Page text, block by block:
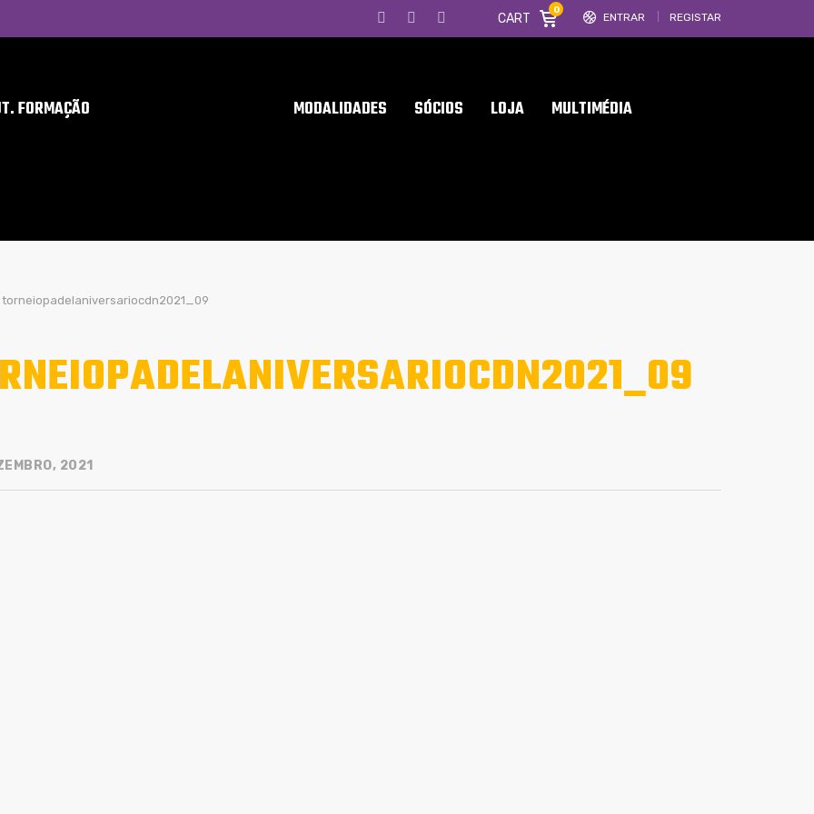
ENTRAR REGISTAR
CART
0
FORMAÇÃO MODALIDADES SÓCIOS LOJA MULTIMÉDIA
torneiopadelaniversariocdn2021_09
2021